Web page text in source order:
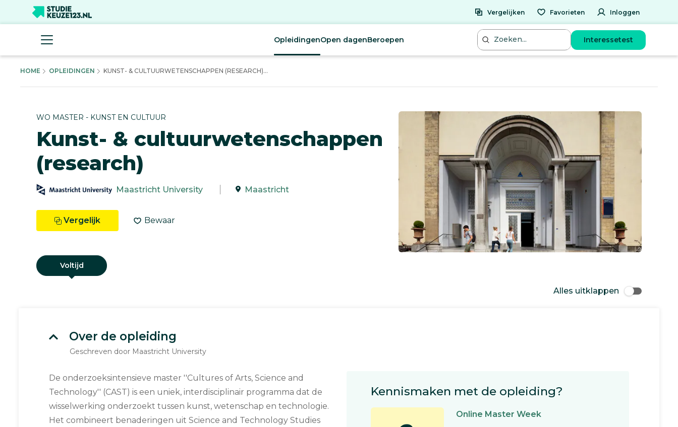
Vergelijken Favorieten Inloggen
OpleidingenOpen dagenBeroepen Interessetest
HOME OPLEIDINGEN KUNST- & CULTUURWETENSCHAPPEN (RESEARCH)...
WO MASTER - KUNST EN CULTUUR
Kunst- & cultuurwetenschappen
(research)
Maastricht University Maastricht
Vergelijk Bewaar
Voltijd
Alles uitklappen
Over de opleiding
Geschreven door Maastricht University
De onderzoeksintensieve master ''Cultures of Arts, Science and
Technology'' (CAST) is een uniek, interdisciplinair programma dat de
wisselwerking onderzoekt tussen kunst, wetenschap en technologie.
Het combineert benaderingen uit Science and Technology Studies
Kennismaken met de opleiding?
Online Master Week